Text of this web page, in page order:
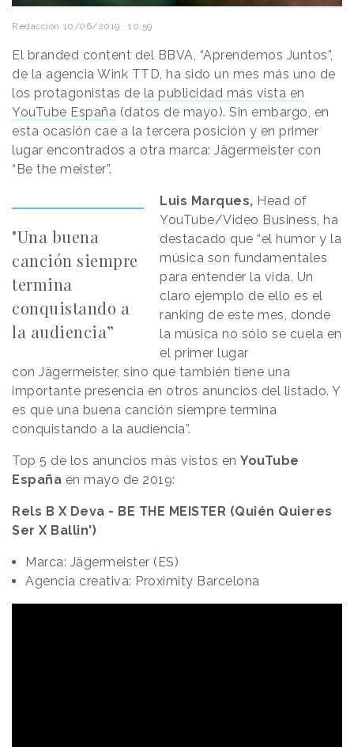
Redacción 10/06/2019 · 10:59
El branded content del BBVA, “Aprendemos Juntos”,
de la agencia Wink TTD, ha sido un mes más uno de
los protagonistas de la publicidad más vista en
YouTube España (datos de mayo). Sin embargo, en
esta ocasión cae a la tercera posición y en primer
lugar encontrados a otra marca: Jägermeister con
“Be the meister”.
"Una buena
canción siempre
termina
conquistando a
la audiencia”
Luis Marques, Head of
YouTube/Video Business, ha
destacado que “el humor y la
música son fundamentales
para entender la vida. Un
claro ejemplo de ello es el
ranking de este mes, donde
la música no sólo se cuela en
el primer lugar
con Jägermeister, sino que también tiene una
importante presencia en otros anuncios del listado. Y
es que una buena canción siempre termina
conquistando a la audiencia”.
Top 5 de los anuncios más vistos en YouTube
España en mayo de 2019:
Rels B X Deva - BE THE MEISTER (Quién Quieres
Ser X Ballin')
Marca: Jägermeister (ES)
Agencia creativa: Proximity Barcelona